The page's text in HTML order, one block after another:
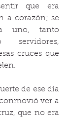
que era
a corazón; se
uno, tanto
servidores,
cruces que
de ese día
ver a
que no era